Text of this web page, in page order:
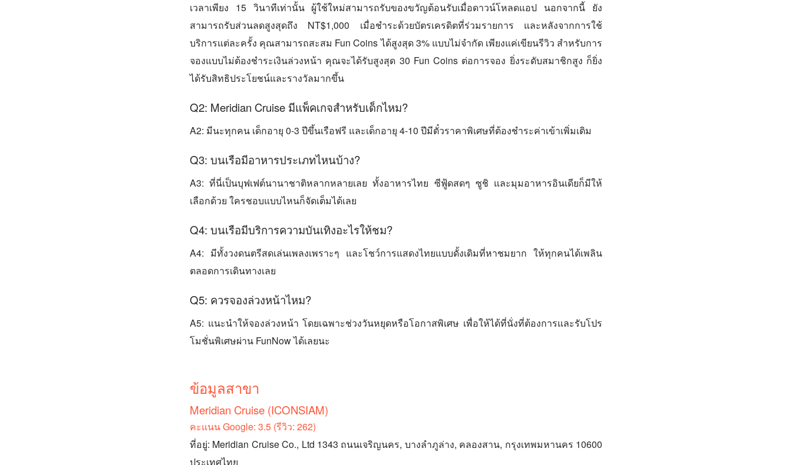
เวลาเพียง 15 วินาทีเท่านั้น ผู้ใช้ใหม่สามารถรับของขวัญต้อนรับเมื่อดาวน์โหลดแอป นอกจากนี้ ยัง
สามารถรับส่วนลดสูงสุดถึง NT$1,000 เมื่อชำระด้วยบัตรเครดิตที่ร่วมรายการ และหลังจากการใช้
บริการแต่ละครั้ง คุณสามารถสะสม Fun Coins ได้สูงสุด 3% แบบไม่จำกัด เพียงแค่เขียนรีวิว สำหรับการ
จองแบบไม่ต้องชำระเงินล่วงหน้า คุณจะได้รับสูงสุด 30 Fun Coins ต่อการจอง ยิ่งระดับสมาชิกสูง ก็ยิ่ง
ได้รับสิทธิประโยชน์และรางวัลมากขึ้น
Q2: Meridian Cruise มีแพ็คเกจสำหรับเด็กไหม?
A2: มีนะทุกคน เด็กอายุ 0-3 ปีขึ้นเรือฟรี และเด็กอายุ 4-10 ปีมีตั๋วราคาพิเศษที่ต้องชำระค่าเข้าเพิ่มเติม
Q3: บนเรือมีอาหารประเภทไหนบ้าง?
A3: ที่นี่เป็นบุฟเฟต์นานาชาติหลากหลายเลย ทั้งอาหารไทย ซีฟู้ดสดๆ ซูชิ และมุมอาหารอินเดียก็มีให้
เลือกด้วย ใครชอบแบบไหนก็จัดเต็มได้เลย
Q4: บนเรือมีบริการความบันเทิงอะไรให้ชม?
A4: มีทั้งวงดนตรีสดเล่นเพลงเพราะๆ และโชว์การแสดงไทยแบบดั้งเดิมที่หาชมยาก ให้ทุกคนได้เพลิน
ตลอดการเดินทางเลย
Q5: ควรจองล่วงหน้าไหม?
A5: แนะนำให้จองล่วงหน้า โดยเฉพาะช่วงวันหยุดหรือโอกาสพิเศษ เพื่อให้ได้ที่นั่งที่ต้องการและรับโปร
โมชั่นพิเศษผ่าน FunNow ได้เลยนะ
ข้อมูลสาขา
Meridian Cruise (ICONSIAM)
คะแนน Google: 3.5 (รีวิว: 262)
ที่อยู่: Meridian Cruise Co., Ltd 1343 ถนนเจริญนคร, บางลำภูล่าง, คลองสาน, กรุงเทพมหานคร 10600
ประเทศไทย